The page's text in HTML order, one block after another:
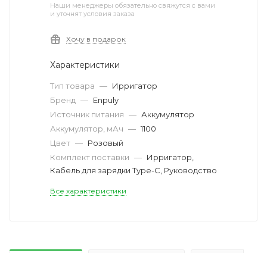
Наши менеджеры обязательно свяжутся с вами
и уточнят условия заказа
Хочу в подарок
Характеристики
Тип товара — Ирригатор
Бренд — Enpuly
Источник питания — Аккумулятор
Аккумулятор, мАч — 1100
Цвет — Розовый
Комплект поставки — Ирригатор,
Кабель для зарядки Type-C, Руководство
Все характеристики